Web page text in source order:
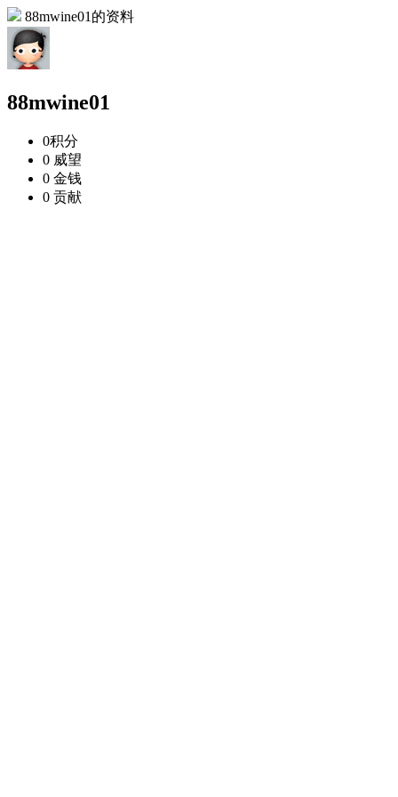
88mwine01的资料
88mwine01
0积分
0 威望
0 金钱
0 贡献